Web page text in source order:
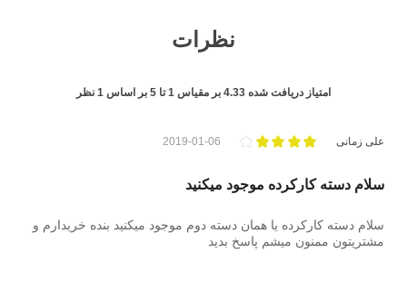
نظرات
امتیاز دریافت شده 4.33 بر مقیاس 1تا 5 بر اساس 1 نظر
علی زمانی 2019-01-06
سلام دسته کارکرده موجود میکنید
سلام دسته کارکرده یا همان دسته دوم موجود میکنید بنده خریدارم و
مشتریتون ممنون میشم پاسخ بدید